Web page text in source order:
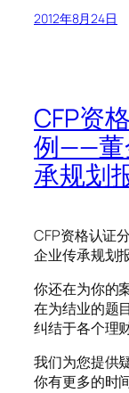
2012年8月24日
CFP资
例——董
承规划
CFP资格认证
企业传承规划
你还在为你的
在为结业的题
纠结于各个理
我们为您提供
你有更多的时